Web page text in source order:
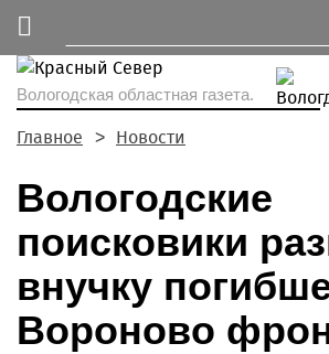
Вологодская областная газета.
Главное Новости
Вологодские
поисковики
внучку
Вороново